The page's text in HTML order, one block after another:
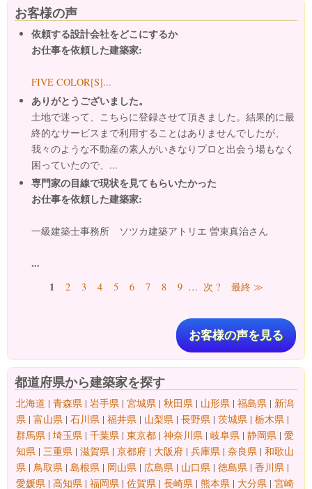
お客様の声
依頼する設計会社をどこにするか
お仕事を依頼した建築家:
FIVE COLOR[S]...
ありがとうございました。
土地で迷って、こちらに登録させて頂きました。結果的に最
終的なサービスまで利用することはありませんでしたが、
我々のような不動産の素人がいきなりプロと出会う場もなく
困っていたので、...
専門家の目線で現状を見てもらいたかった
お仕事を依頼した建築家:
一級建築士事務所 ソツカ建築アトリエ 曽束真治さん
...
ページ1 2 3 4 5 6 7 8 9 … 次 ? 最終 ≫
お客様の声を見る
都道府県から建築家を探す
北海道 | 青森県 | 岩手県 | 宮城県 | 秋田県 | 山形県 | 福島県 | 新潟
県 | 富山県 | 石川県 | 福井県 | 山梨県 | 長野県 | 茨城県 | 栃木県 |
群馬県 | 埼玉県 | 千葉県 | 東京都 | 神奈川県 | 岐阜県 | 静岡県 | 愛
知県 | 三重県 | 滋賀県 | 京都府 | 大阪府 | 兵庫県 | 奈良県 | 和歌山
県 | 鳥取県 | 島根県 | 岡山県 | 広島県 | 山口県 | 徳島県 | 香川県 |
愛媛県 | 高知県 | 福岡県 | 佐賀県 | 長崎県 | 熊本県 | 大分県 | 宮崎